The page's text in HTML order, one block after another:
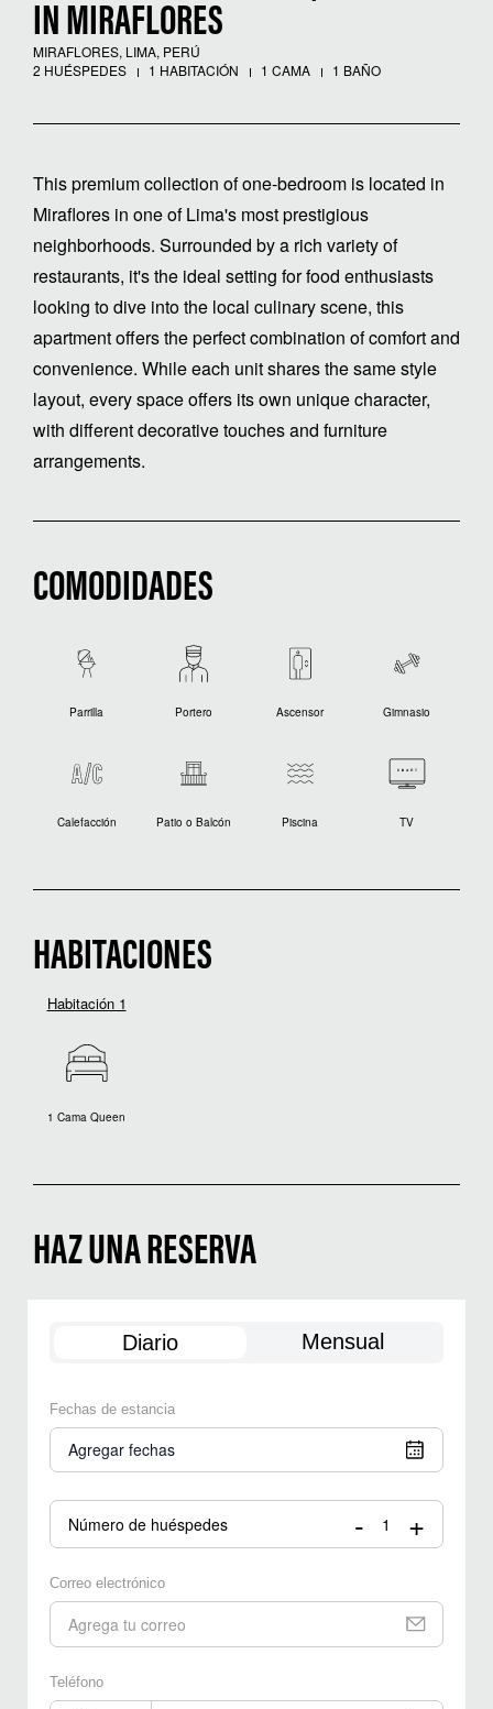
IN MIRAFLORES
MIRAFLORES, LIMA, PERÚ
2 HUÉSPEDES
1 HABITACIÓN 1 CAMA 1 BAÑO
This premium collection of one-bedroom is located in
Miraflores in one of Lima's most prestigious
neighborhoods. Surrounded by a rich variety of
restaurants, it's the ideal setting for food enthusiasts
looking to dive into the local culinary scene, this
apartment offers the perfect combination of comfort and
convenience. While each unit shares the same style
layout, every space offers its own unique character,
with different decorative touches and furniture
arrangements.
COMODIDADES
Parrilla Portero Ascensor Gimnasio
Calefacción Patio o Balcón Piscina TV
HABITACIONES
Habitación 1
1 Cama Queen
HAZ UNA RESERVA
Diario Mensual
Fechas de estancia
Agregar fechas
Número de huéspedes - +
Correo electrónico
Teléfono